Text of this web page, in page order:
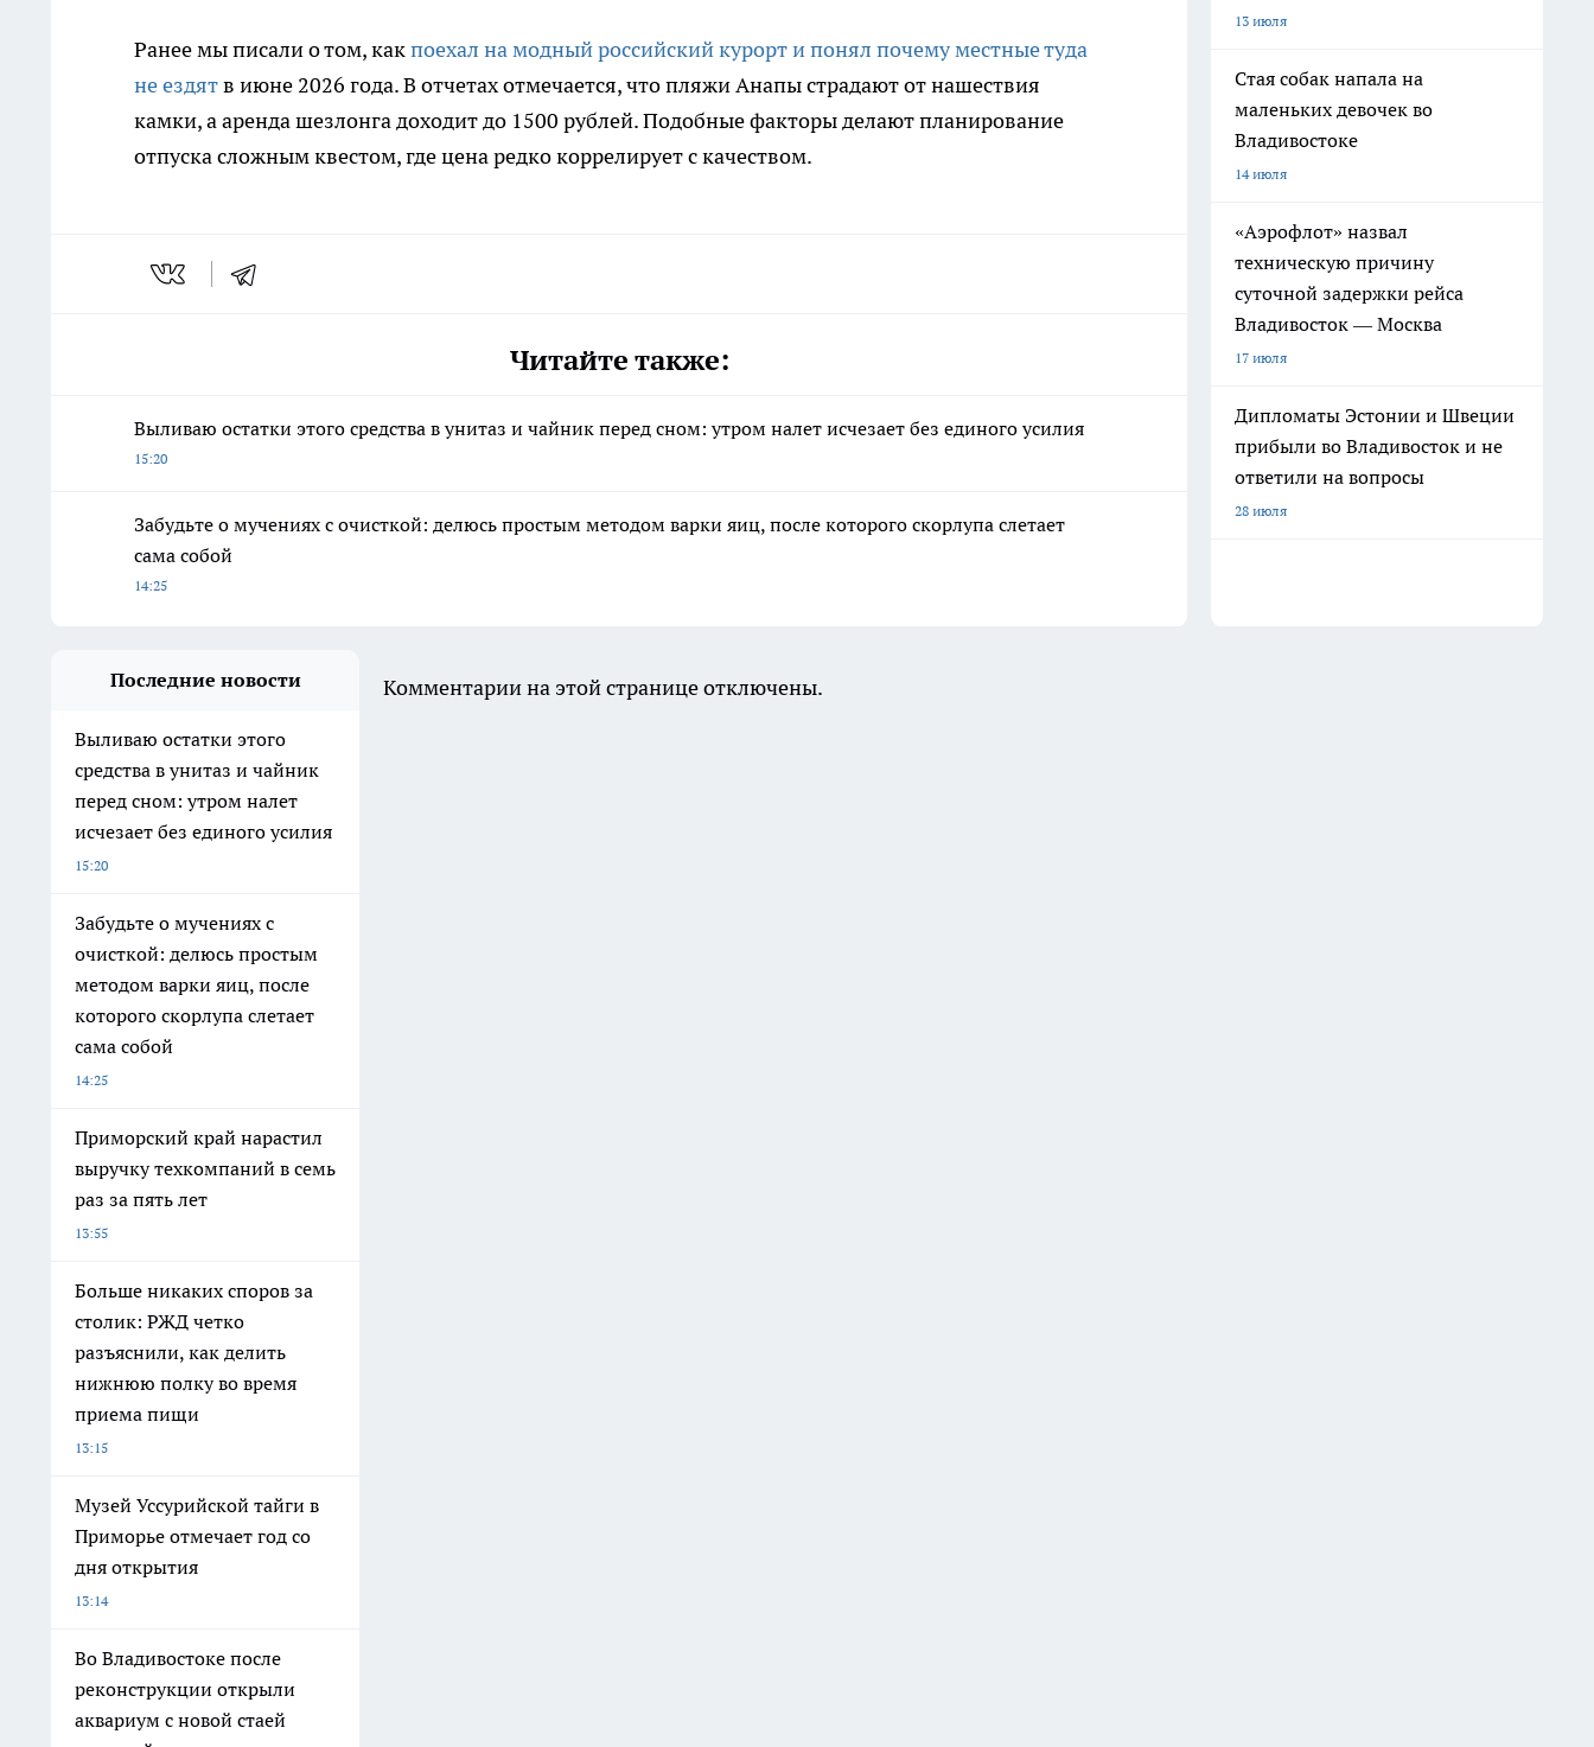
Ранее мы писали о том, какпоехал на модный российский курорт и понял почему местные туда
не ездятв июне 2026 года. В отчетах отмечается, что пляжи Анапы страдают от нашествия
камки, а аренда шезлонга доходит до 1500 рублей. Подобные факторы делают планирование
отпуска сложным квестом, где цена редко коррелирует с качеством.
Читайте также:
Выливаю остатки этого средства в унитаз и чайник перед сном: утром налет исчезает без единого усилия
15:20
Забудьте о мучениях с очисткой: делюсь простым методом варки яиц, после которого скорлупа слетает
сама собой
14:25
13 июля
Стая собак напала на
маленьких девочек во
Владивостоке
14 июля
«Аэрофлот» назвал
техническую причину
суточной задержки рейса
Владивосток — Москва
17 июля
Дипломаты Эстонии и Швеции
прибыли во Владивосток и не
ответили на вопросы
28 июля
Последние новости
Выливаю остатки этого
средства в унитаз и чайник
перед сном: утром налет
исчезает без единого усилия
15:20
Забудьте о мучениях с
очисткой: делюсь простым
методом варки яиц, после
которого скорлупа слетает
сама собой
14:25
Приморский край нарастил
выручку техкомпаний в семь
раз за пять лет
13:55
Больше никаких споров за
столик: РЖД четко
разъяснили, как делить
нижнюю полку во время
приема пищи
13:15
Музей Уссурийской тайги в
Приморье отмечает год со
дня открытия
13:14
Во Владивостоке после
реконструкции открыли
аквариум с новой стаей
Комментарии на этой странице отключены.